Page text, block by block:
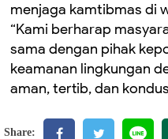
menjaga kamtibmas di
“Kami berharap
sama dengan pihak
keamanan lingkungan
aman, tertib, dan
Share: